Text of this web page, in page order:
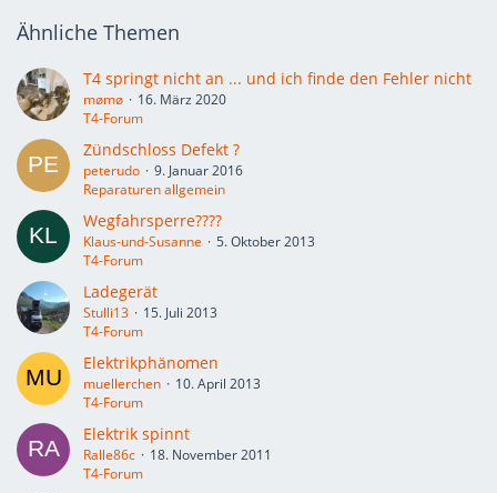
Ähnliche Themen
T4 springt nicht an ... und ich finde den Fehler nicht
mømø
16. März 2020
T4-Forum
Zündschloss Defekt ?
peterudo
9. Januar 2016
Reparaturen allgemein
Wegfahrsperre????
Klaus-und-Susanne
5. Oktober 2013
T4-Forum
Ladegerät
Stulli13
15. Juli 2013
T4-Forum
Elektrikphänomen
muellerchen
10. April 2013
T4-Forum
Elektrik spinnt
Ralle86c
18. November 2011
T4-Forum